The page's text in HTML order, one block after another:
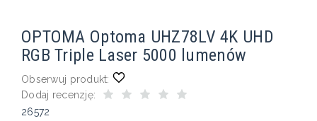
OPTOMA Optoma UHZ78LV 4K UHD
RGB Triple Laser 5000 lumenów
Obserwuj produkt:
Dodaj recenzję:
26572